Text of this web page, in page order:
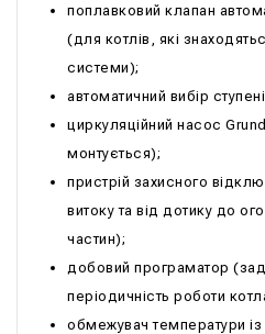
поплавковий клапан
(для котлів, які
системи);
автоматичний вибір
циркуляційний насос
монтується);
пристрій захисного
витоку та від дотику до
частин);
добовий програматор
періодичність роботи
обмежувач температури із